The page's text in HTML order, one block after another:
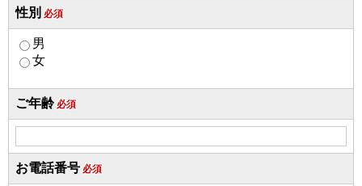
性別 必須
男
女
ご年齢 必須
お電話番号 必須